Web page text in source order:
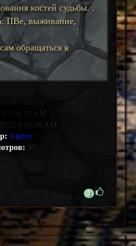
костей судьбы. .
ПВе, выживание,
обращаться к
2:36:12 AM
8:08:38 AM
Algren
30
2